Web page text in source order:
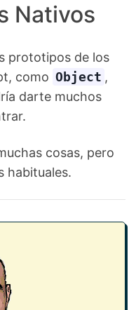
Nativos
prototipos de los
como Object ,
darte muchos
cosas, pero
habituales.